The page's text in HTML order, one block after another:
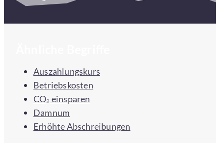
Auszahlungskurs
Betriebskosten
CO₂ einsparen
Damnum
Erhöhte Abschreibungen